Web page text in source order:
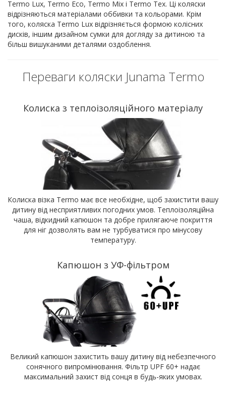
Termo Lux, Termo Eco, Termo Mix і Termo Tex. Ці коляски
відрізняються матеріалами оббивки та кольорами. Крім
того, коляска Termo Lux відрізняється формою колісних
дисків, іншим дизайном сумки для догляду за дитиною та
більш вишуканими деталями оздоблення.
Переваги коляски Junama Termo
Колиска з теплоізоляційного матеріалу
Колиска візка Termo має все необхідне, щоб захистити вашу
дитину від несприятливих погодних умов. Теплоізоляційна
чаша, відкидний капюшон та добре прилягаюче покриття
для ніг дозволять вам не турбуватися про мінусову
температуру.
Капюшон з УФ-фільтром
Великий капюшон захистить вашу дитину від небезпечного
сонячного випромінювання. Фільтр UPF 60+ надає
максимальний захист від сонця в будь-яких умовах.